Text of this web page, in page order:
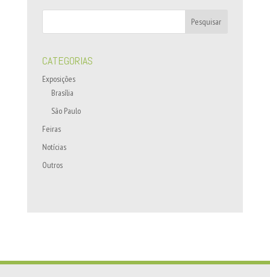
CATEGORIAS
Exposições
Brasília
São Paulo
Feiras
Notícias
Outros